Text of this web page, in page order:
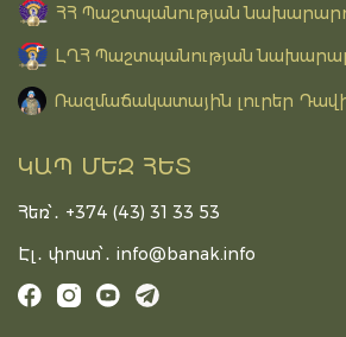
ՀՀ Պաշտպանության
ԼՂՀ Պաշտպանության
Ռազմաճակատային լուրեր
ԿԱՊ ՄԵԶ ՀԵՏ
Հեռ՝․ +374 (43) 31 33 53
Էլ․ փոստ՝․ info@banak.info